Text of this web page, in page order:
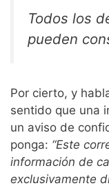
Todos los
pueden
Por cierto, y
sentido que una
un aviso de
ponga: “Este
información de
exclusivamente